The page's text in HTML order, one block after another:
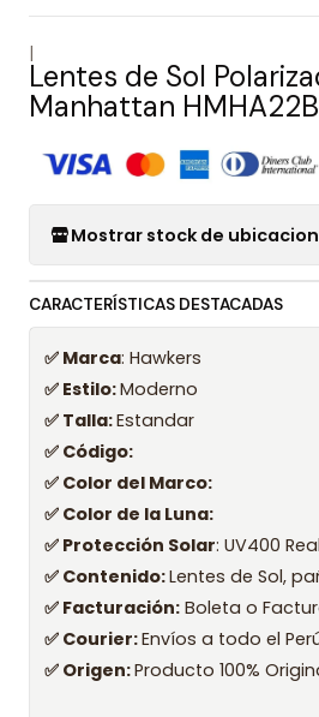
|
Lentes de Sol
Manhattan
Mostrar stock de
CARACTERÍSTICAS DESTACADAS
✅ Marca: Hawkers
✅ Estilo:Moderno
✅ Talla:Estandar
✅ Código:
✅ Color del Marco:
✅ Color de la Luna:
✅ Protección Solar: UV400 Real
✅ Contenido:Lentes de Sol,
✅ Facturación: Boleta o
✅ Courier:Envíos a todo el
✅ Origen:Producto 100%